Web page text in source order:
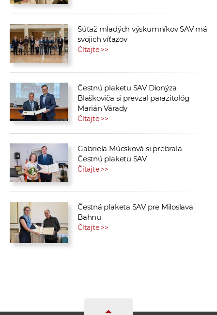
Súťaž mladých výskumníkov SAV má
svojich víťazov
Čítajte >>
Čestnú plaketu SAV Dionýza
Blaškoviča si prevzal parazitológ
Marián Várady
Čítajte >>
Gabriela Múcsková si prebrala
Čestnú plaketu SAV
Čítajte >>
Čestná plaketa SAV pre Miloslava
Bahnu
Čítajte >>